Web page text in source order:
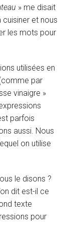
» me disait
et nous
les mots pour
utilisées en
par
vinaigre »
parfois
aussi. Nous
on utilise
le disons ?
dit est-il ce
texte
pour